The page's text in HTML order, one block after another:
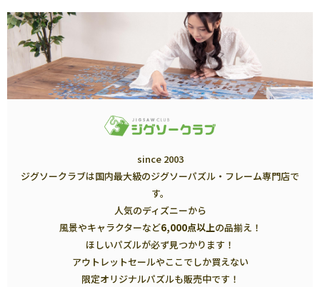
since 2003
ジグソークラブは国内最大級のジグソーパズル・フレーム専門店で
す。
人気のディズニーから
風景やキャラクターなど6,000点以上の品揃え！
ほしいパズルが必ず見つかります！
アウトレットセールやここでしか買えない
限定オリジナルパズルも販売中です！